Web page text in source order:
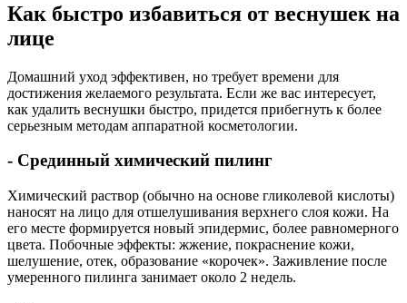
Как быстро избавиться от веснушек на
лице
Домашний уход эффективен, но требует времени для
достижения желаемого результата. Если же вас интересует,
как удалить веснушки быстро, придется прибегнуть к более
серьезным методам аппаратной косметологии.
- Срединный химический пилинг
Химический раствор (обычно на основе гликолевой кислоты)
наносят на лицо для отшелушивания верхнего слоя кожи. На
его месте формируется новый эпидермис, более равномерного
цвета. Побочные эффекты: жжение, покраснение кожи,
шелушение, отек, образование «корочек». Заживление после
умеренного пилинга занимает около 2 недель.